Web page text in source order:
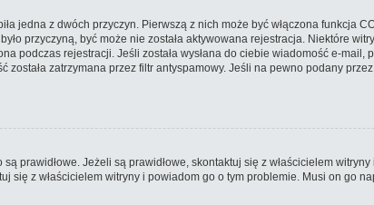
jedna z dwóch przyczyn. Pierwszą z nich może być włączona funkcja
przyczyną, być może nie została aktywowana rejestracja. Niektóre
podczas rejestracji. Jeśli została wysłana do ciebie wiadomość e-
zatrzymana przez filtr antyspamowy. Jeśli na pewno podany
prawidłowe. Jeżeli są prawidłowe, skontaktuj się z właścicielem
się z właścicielem witryny i powiadom go o tym problemie. Musi on go